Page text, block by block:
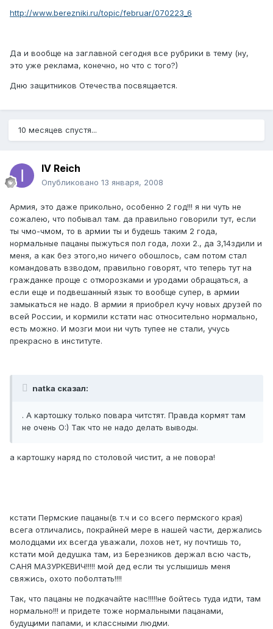
http://www.berezniki.ru/topic/februar/070223_6
Да и вообще на заглавной сегодня все рубрики в тему (ну,
это уже реклама, конечно, но что с того?)
Дню защитников Отечества посвящается.
10 месяцев спустя...
IV Reich
Опубликовано 13 января, 2008
Армия, это даже прикольно, особенно 2 год!!! я ни чуть не
сожалею, что побывал там. да правильно говорили тут, если
ты чмо-чмом, то в армии ты и будешь таким 2 года,
нормальные пацаны пыжуться пол года, лохи 2., да 3,14здили и
меня, а как без этого,но ничего обошлось, сам потом стал
командовать взводом, правильно говорят, что теперь тут на
гражданке проще с отморозками и уродами обращаться, а
если еще и подвешанный язык то вообще супер, в армии
замыкаться не надо. В армии я приобрел кучу новых друзей по
всей России, и кормили кстати нас относительно нормально,
есть можно. И мозги мои ни чуть тупее не стали, учусь
прекрасно в институте.
natka сказал:
. А картошку только повара читстят. Правда кормят там
не очень O:) Так что не надо делать выводы.
а картошку наряд по столовой чистит, а не повора!
кстати Пермские пацаны(в т.ч и со всего пермского края)
всега отличались, покрайней мере в нашей части, держались
молодцами их всегда уважали, лохов нет, ну почтишь то,
кстати мой дедушка там, из Березников держал всю часть,
САНЯ МАЗУРКЕВИЧ!!!!! мой дед если ты услышишь меня
свяжись, охото поболтать!!!!
Так, что пацаны не подкачайте нас!!!!!не бойтесь туда идти, там
нормально!!! и придете тоже нормальными пацанами,
будущими папами, и классными людми.